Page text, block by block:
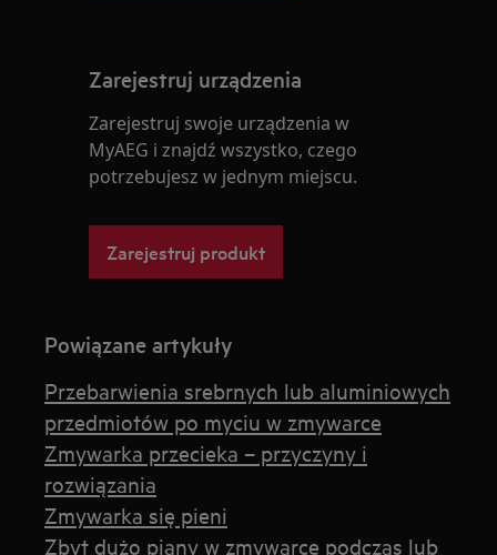
Zarejestruj urządzenia
Zarejestruj swoje urządzenia w
MyAEG i znajdź wszystko, czego
potrzebujesz w jednym miejscu.
Zarejestruj produkt
Powiązane artykuły
Przebarwienia srebrnych lub aluminiowych
przedmiotów po myciu w zmywarce
Zmywarka przecieka – przyczyny i
rozwiązania
Zmywarka się pieni
Zbyt dużo piany w zmywarce podczas lub